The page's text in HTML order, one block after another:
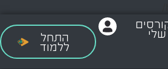
שלי
התחל
ללמוד